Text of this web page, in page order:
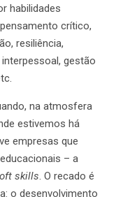
habilidades
crítico,
resiliência,
gestão
na atmosfera
estivemos há
empresas que
– a
skills. O recado é
o desenvolvimento